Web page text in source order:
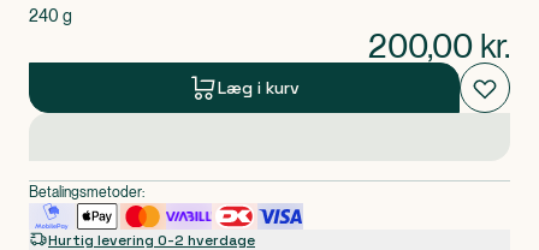
240 g
200,00 kr.
Læg i kurv
Betalingsmetoder:
Hurtig levering 0-2 hverdage